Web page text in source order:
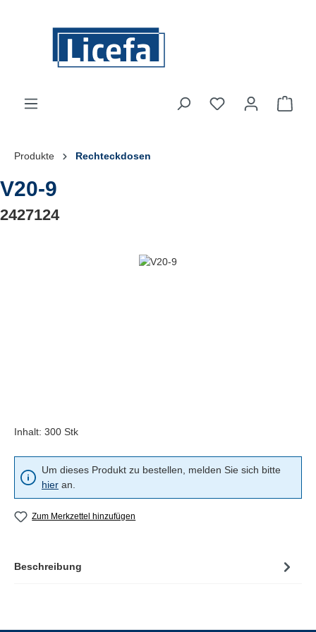
Du hast 0
Produkte Rechteckdosen
V20-9
2427124
Inhalt: 300 Stk
Um dieses Produkt zu bestellen, melden Sie sich bitte
hier an.
Zum Merkzettel hinzufügen
Beschreibung